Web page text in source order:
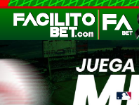
Inicio
Apuestas